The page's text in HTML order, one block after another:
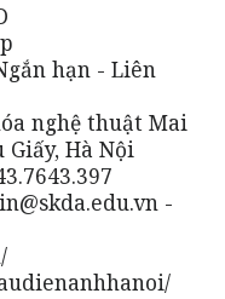
hạn - Liên
nghệ thuật Mai
Hà Nội
-